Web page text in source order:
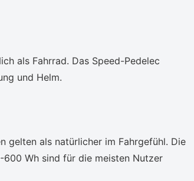
als Fahrrad. Das Speed-Pedelec
und Helm.
als natürlicher im Fahrgefühl. Die
Wh sind für die meisten Nutzer